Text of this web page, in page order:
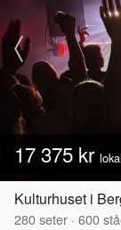
17 375 kr
Kulturhuset i
280seter · 600